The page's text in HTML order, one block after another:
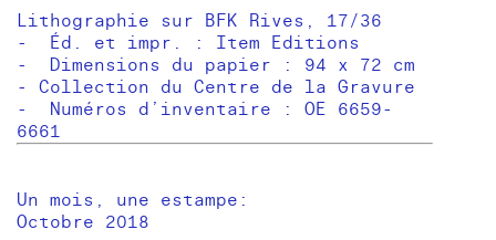
Lithographie sur BFK Rives, 17/36
- Éd. et impr. : Item Editions
- Dimensions du papier : 94 x 72 cm
- Collection du Centre de la Gravure
- Numéros d’inventaire : OE 6659-
6661
Un mois, une estampe:
Octobre 2018